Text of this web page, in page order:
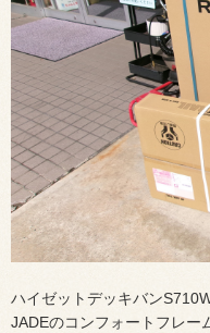
ハイゼットデッキバン
JADEのコンフォートフレー